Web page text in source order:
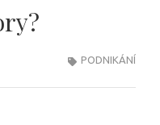
PODNIKÁNÍ